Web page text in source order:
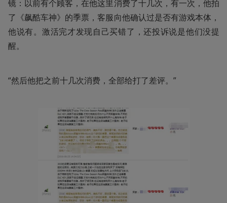
镜：以前有个顾客，在他这里消费了十几次，有一次，他拍
了《飙酷车神》的季票，客服向他确认过是否有游戏本体，
他说有。激活完才发现自己买错了，还投诉说是他们没提
醒。
“然后他把之前十几次消费，全部给打了差评。”